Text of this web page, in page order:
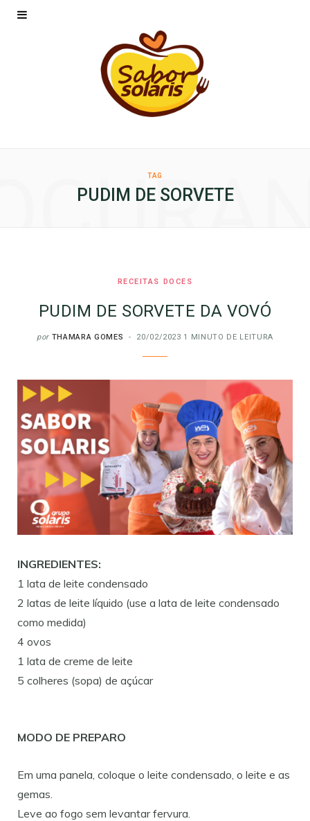
TAG
PUDIM DE SORVETE
RECEITAS DOCES
PUDIM DE SORVETE DA VOVÓ
por THAMARA GOMES 20/02/2023 1 MINUTO DE LEITURA
INGREDIENTES:
1 lata de leite condensado
2 latas de leite líquido (use a lata de leite condensado
como medida)
4 ovos
1 lata de creme de leite
5 colheres (sopa) de açúcar
MODO DE PREPARO
Em uma panela, coloque o leite condensado, o leite e as
gemas.
Leve ao fogo sem levantar fervura.